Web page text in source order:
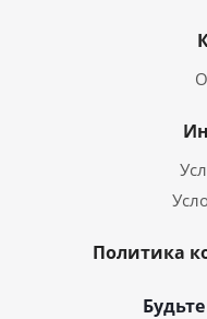
Политика